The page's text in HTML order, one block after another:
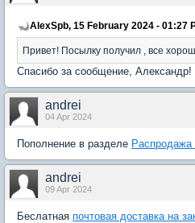
AlexSpb, 15 February 2024 - 01:27
Привет! Посылку получил , все
Спасибо за сообщение,
andrei
04 Apr 2024
Пополнение в разделе Распродажа
andrei
09 Apr 2024
Беслатная почтовая доставка на